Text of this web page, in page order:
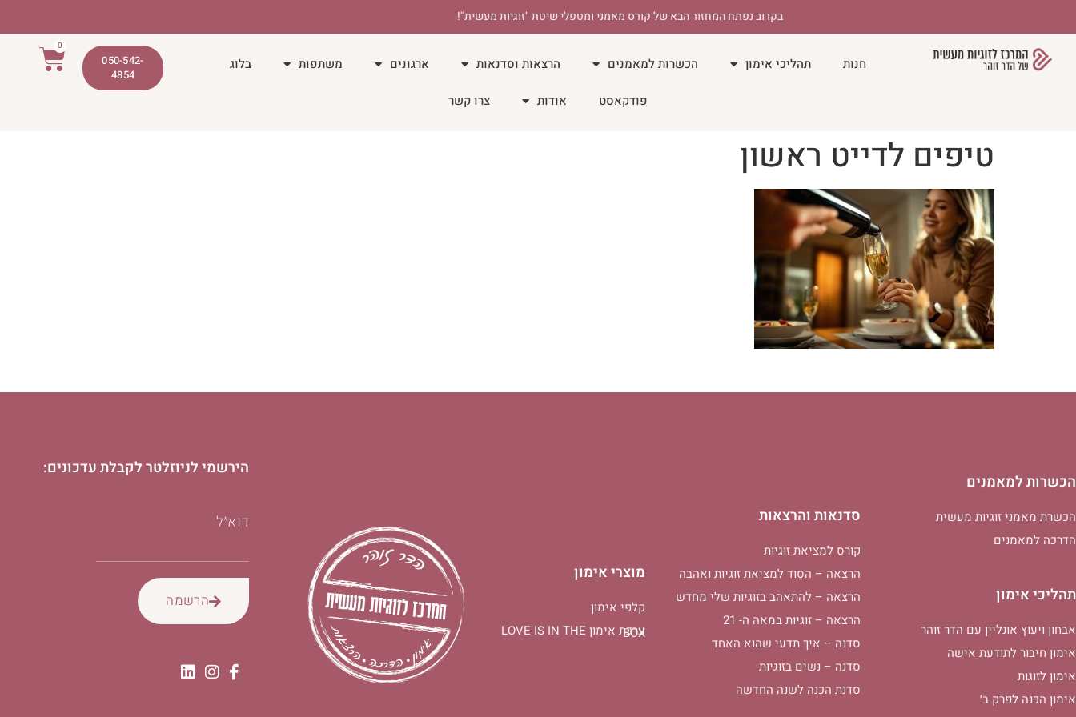
בקרוב נפתח המחזור הבא של קורס מאמני ומטפלי שיטת "זוגיות מעשית"!
חנות תהליכי אימון הכשרות למאמנים הרצאות וסדנאות ארגונים משתפות בלוג
פודקאסט אודות צרו קשר
050-542-
4854
0
טיפים לדייט ראשון
הכשרות למאמנים
הכשרת מאמני זוגיות מעשית
הדרכה למאמנים
תהליכי אימון
אבחון ויעוץ אונליין עם הדר זוהר
אימון חיבור לתודעת אישה
אימון לזוגות
אימון הכנה לפרק ב׳
סדנאות והרצאות
קורס למציאת זוגיות
הרצאה – הסוד למציאת זוגיות ואהבה
הרצאה – להתאהב בזוגיות שלי מחדש
הרצאה – זוגיות במאה ה- 21
סדנה – איך תדעי שהוא האחד
סדנה – נשים בזוגיות
סדנת הכנה לשנה החדשה
מוצרי אימון
קלפי אימון
ערכת אימון LOVE IS IN THE
BOX
הירשמי לניוזלטר לקבלת עדכונים:
דוא״ל
הרשמה